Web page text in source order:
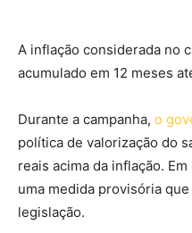
A inflação considerada no
acumulado em 12 meses
Durante a campanha, o
política de valorização do
reais acima da inflação.
uma medida provisória
legislação.